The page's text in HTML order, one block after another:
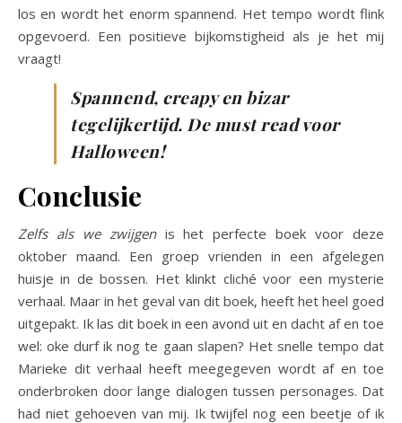
los en wordt het enorm spannend. Het tempo wordt flink
opgevoerd. Een positieve bijkomstigheid als je het mij
vraagt!
Spannend, creapy en bizar
tegelijkertijd. De must read voor
Halloween!
Conclusie
Zelfs als we zwijgenis het perfecte boek voor deze
oktober maand. Een groep vrienden in een afgelegen
huisje in de bossen. Het klinkt cliché voor een mysterie
verhaal. Maar in het geval van dit boek, heeft het heel goed
uitgepakt. Ik las dit boek in een avond uit en dacht af en toe
wel: oke durf ik nog te gaan slapen? Het snelle tempo dat
Marieke dit verhaal heeft meegegeven wordt af en toe
onderbroken door lange dialogen tussen personages. Dat
had niet gehoeven van mij. Ik twijfel nog een beetje of ik